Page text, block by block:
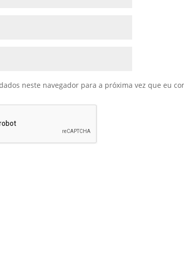
neste navegador para a próxima vez que eu